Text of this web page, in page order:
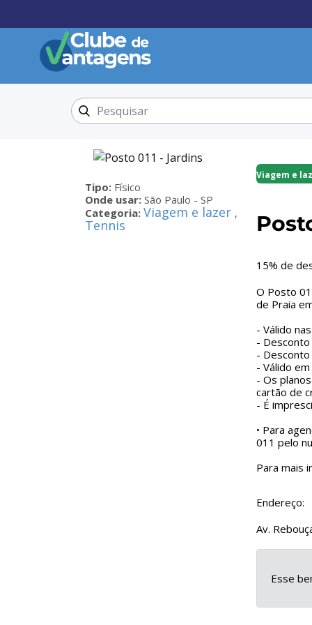
Tipo: Físico
Onde usar: São Paulo - SP
Categoria: Viagem e lazer ,
Tennis
Viagem e
15% de
O Posto
de Praia
- Válido
- Desconto
- Desconto
- Válido
- Os
cartão de
- É
• Para
011 pelo
Para mais
Endereço:
Av.
Esse